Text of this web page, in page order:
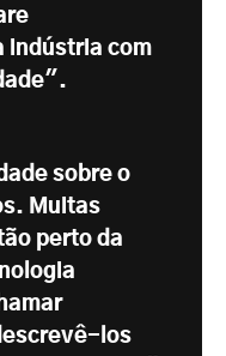
indústria com
sobre o
Muitas
perto da
los